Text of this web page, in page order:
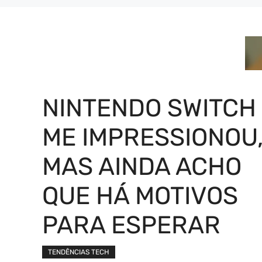
NINTENDO
ME
MAS AINDA ACHO
QUE HÁ MOTIVOS
PARA ESPERAR
TENDÊNCIAS TECH